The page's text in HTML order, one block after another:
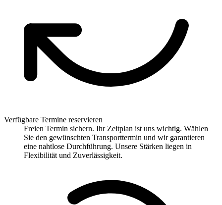
Verfügbare Termine reservieren
Freien Termin sichern. Ihr Zeitplan ist uns wichtig. Wählen
Sie den gewünschten Transporttermin und wir garantieren
eine nahtlose Durchführung. Unsere Stärken liegen in
Flexibilität und Zuverlässigkeit.